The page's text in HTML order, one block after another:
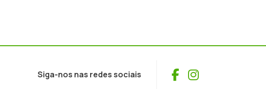
Siga-nos nas redes sociais Facebook
Instagram